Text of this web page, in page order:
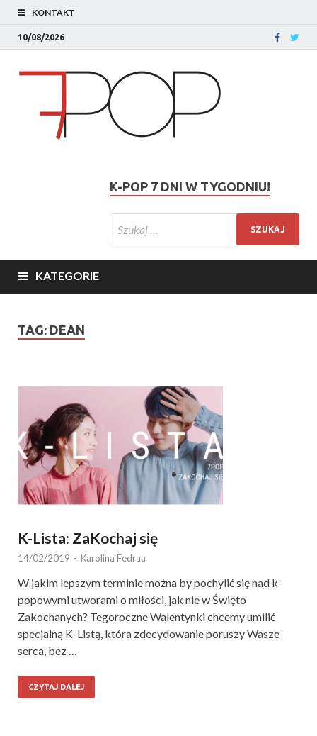
KONTAKT
10/08/2026
K-POP 7 DNI W TYGODNIU!
KATEGORIE
TAG: DEAN
K-Lista: ZaKochaj się
14/02/2019 - Karolina Fedrau
W jakim lepszym terminie można by pochylić się nad k-
popowymi utworami o miłości, jak nie w Święto
Zakochanych? Tegoroczne Walentynki chcemy umilić
specjalną K-Listą, która zdecydowanie poruszy Wasze
serca, bez …
CZYTAJ DALEJ